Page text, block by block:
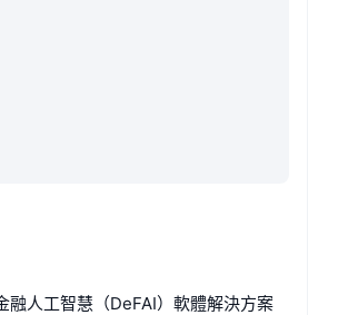
融人工智慧（DeFAI）軟體解決方案